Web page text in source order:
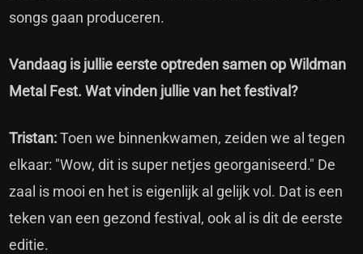
songs gaan produceren.
Vandaag is jullie eerste optreden samen op Wildman
Metal Fest. Wat vinden jullie van het festival?
Tristan:Toen we binnenkwamen, zeiden we al tegen
elkaar: "Wow, dit is super netjes georganiseerd." De
zaal is mooi en het is eigenlijk al gelijk vol. Dat is een
teken van een gezond festival, ook al is dit de eerste
editie.